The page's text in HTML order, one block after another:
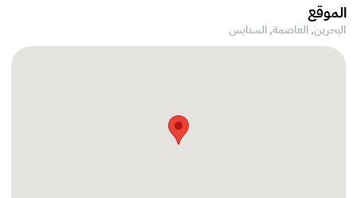
الموقع
البحرين, العاصمة,السنابس